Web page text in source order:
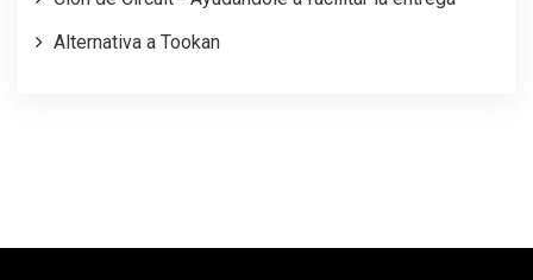
Alternativa a Tookan